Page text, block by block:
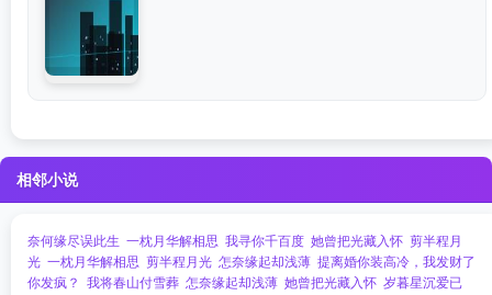
相邻小说
奈何缘尽误此生 一枕月华解相思 我寻你千百度 她曾把光藏入怀 剪半程月
光 一枕月华解相思 剪半程月光 怎奈缘起却浅薄 提离婚你装高冷，我发财了
你发疯？ 我将春山付雪葬 怎奈缘起却浅薄 她曾把光藏入怀 岁暮星沉爱已